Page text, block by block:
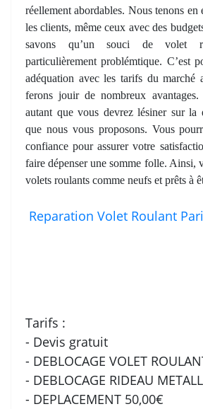
réellement abordables. Nous tenons en
les clients, même ceux avec des
savons qu’un souci de volet
particulièrement problémtique. C’est
adéquation avec les tarifs du marché
ferons jouir de nombreux
autant que vous devrez lésiner sur la
que nous vous proposons. Vous
confiance pour assurer votre
faire dépenser une somme folle. Ainsi,
volets roulants comme neufs et prêts à
Reparation Volet Roulant
Tarifs :
- Devis gratuit
- DEBLOCAGE VOLET
- DEBLOCAGE RIDEAU
- DEPLACEMENT 50,00€